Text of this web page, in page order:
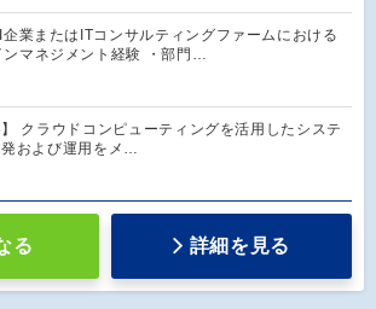
企業またはITコンサルティングファームにおける
ンマネジメント経験 ・部門…
】 クラウドコンピューティングを活用したシステ
および運用をメ…
る 詳細を見る